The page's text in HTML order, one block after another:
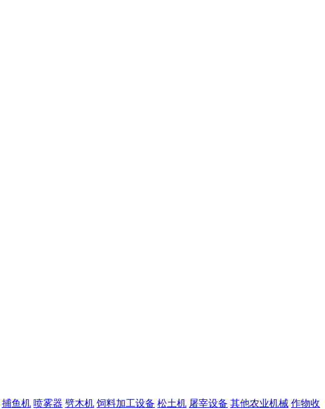
捕鱼机 喷雾器 劈木机 饲料加工设备 松土机 屠宰设备 其他农业机械 作物收